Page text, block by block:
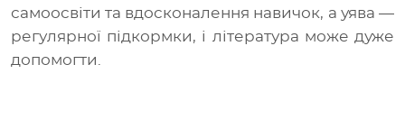
самоосвіти та вдосконалення навичок, а уява —
регулярної підкормки, і література може дуже
допомогти.